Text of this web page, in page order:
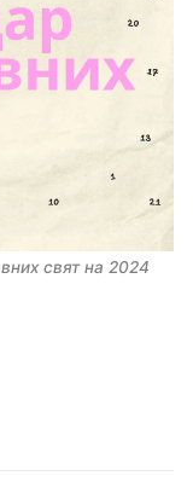
свят на 2024